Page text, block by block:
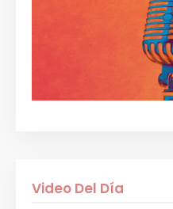
Video Del Día